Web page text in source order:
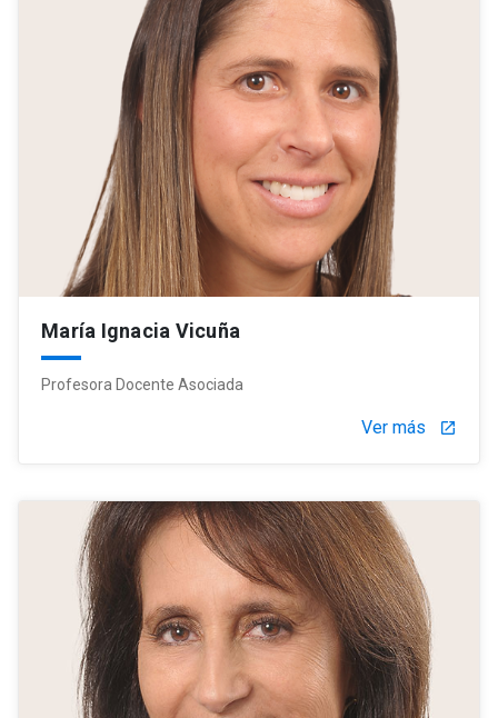
María Ignacia Vicuña
Profesora Docente Asociada
Ver más launch